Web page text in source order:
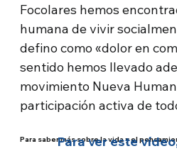
Focolares hemos
humana de vivir
defino como «dolor en
sentido hemos llevado
movimiento Nueva
participación activa de
Para saber más sobre la vida y el
Para ver este